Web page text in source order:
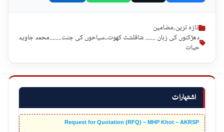
اشتہارات
Request for Quotation (RFQ) – MHP Khot – AKRSP
تازہ ترین,مضامین
دھڑکنوں کی زبان ....... شاقلشٹ کھوت۔۔سیاحوں کی جنت........محمد جاوید
حیات